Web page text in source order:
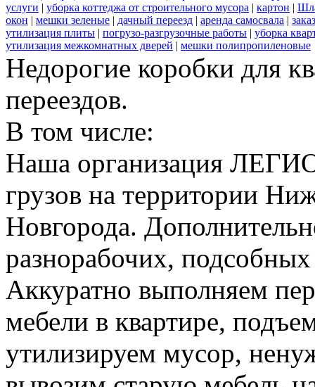
услуги | уборка коттеджа от строительного мусора | картон |
окон | мешки зеленые | дачный переезд | аренда самосвала |
утилизация плиты | погрузо-разгрузочные работы | уборка
утилизация межкомнатных дверей | мешки полипропиленовые
Недорогие коробки для
переездов.
В том числе:
Наша организация
грузов на территории
Новгорода.
разнорабочих,
Аккуратно выполняем
мебели в квартире,
утилизируем мусор,